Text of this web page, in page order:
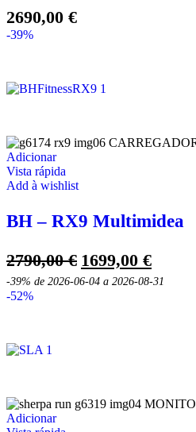
2690,00 €
-39%
Adicionar
Vista rápida
Add à wishlist
BH – RX9 Multimidea
2790,00€ O
preço
1699,00 €O
preço
-39% de 2026-06-04 a 2026-08-31
-52%
Adicionar